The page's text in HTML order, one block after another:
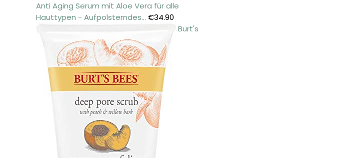
Anti Aging Serum mit Aloe Vera für alle
Hauttypen - Aufpolsterndes… €34.90
Burt's